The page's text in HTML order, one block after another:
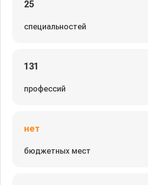
25
специальностей
131
профессий
нет
бюджетных мест